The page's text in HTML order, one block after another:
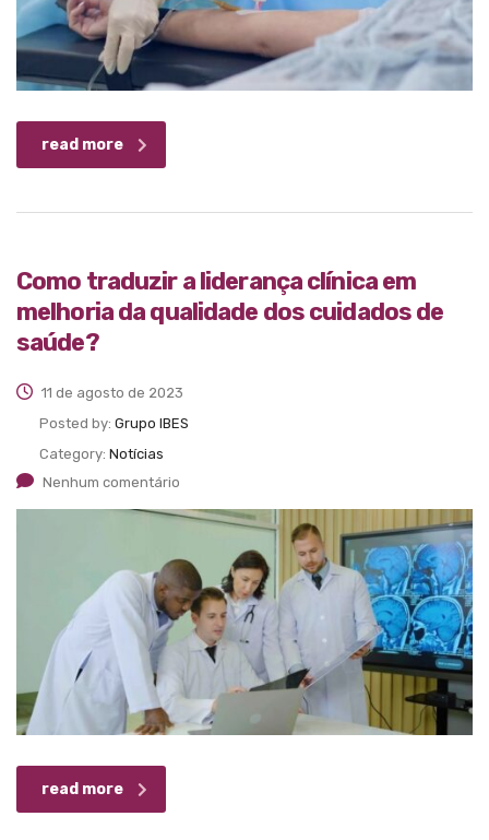
read more
Como traduzir a liderança clínica em
melhoria da qualidade dos cuidados de
saúde?
11 de agosto de 2023
Posted by: Grupo IBES
Category: Notícias
Nenhum comentário
read more